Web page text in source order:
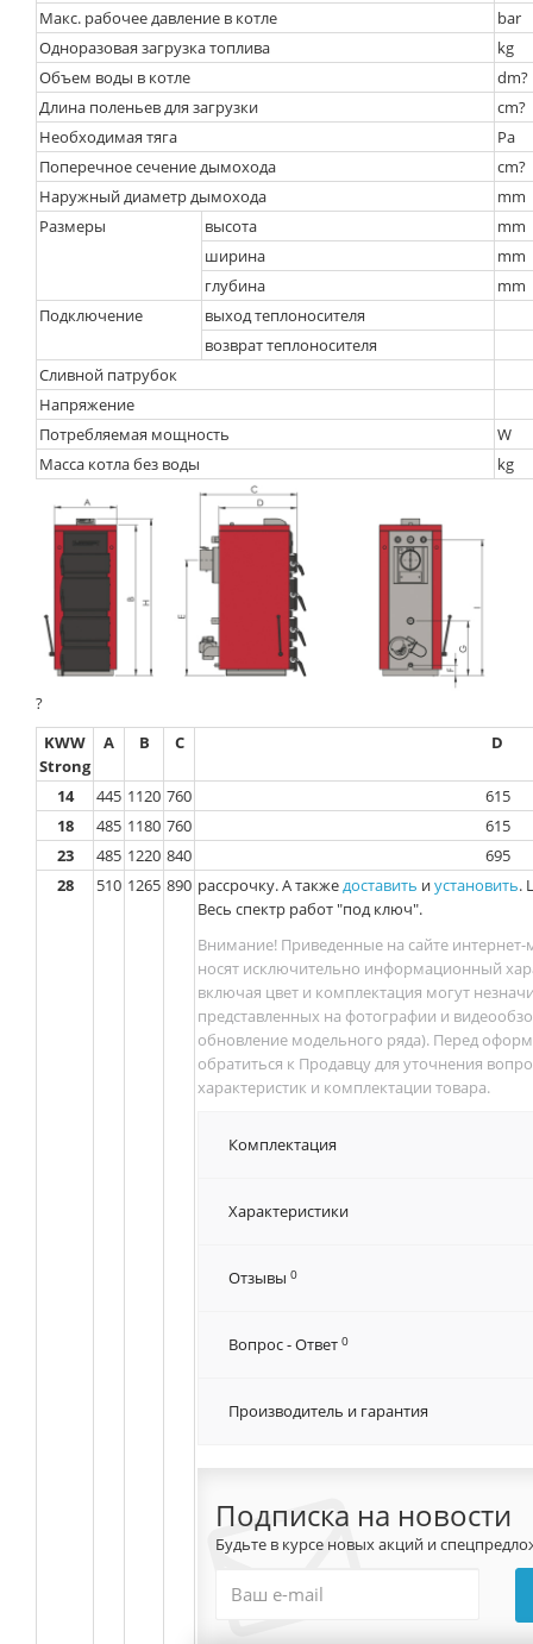
Макс. рабочее давление в котле
bar
Одноразовая загрузка топлива
kg
Объем воды в котле
dm?
Длина поленьев для загрузки
cm?
Необходимая тяга
Pa
Поперечное сечение дымохода
cm?
Наружный диаметр дымохода
mm
Размеры
высота
mm
ширина
mm
глубина
mm
Подключение
выход теплоносителя
возврат теплоносителя
Сливной патрубок
Напряжение
Потребляемая мощность
W
Масса котла без воды
kg
?
KWW
Strong
A B C D
14 445 1120 760
615
18
485 1180 760
615
23
485 1220 840
695
28
510 1265 890 рассрочку. А такжедоставить иустановить.
Весь спектр работ "под ключ".
Внимание! Приведенные на сайте интернет-
носят исключительно информационный
включая цвет и комплектация могут
представленных на фотографии и
обновление модельного ряда). Перед
обратиться к Продавцу для уточнения
характеристик и комплектации товара.
Комплектация
Характеристики
Отзывы 0
Вопрос - Ответ 0
Производитель и гарантия
Подписка на новости
Будьте в курсе новых акций и